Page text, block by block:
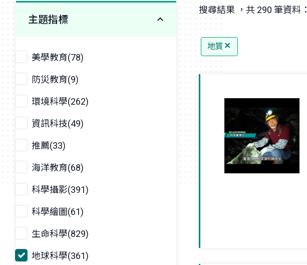
主題指標
美學教育(78)
防災教育(9)
環境科學(262)
資訊科技(49)
推薦(33)
海洋教育(68)
科學攝影(391)
科學繪圖(61)
生命科學(829)
地球科學(361)
搜尋結果 ，共 290 筆資料：
地質